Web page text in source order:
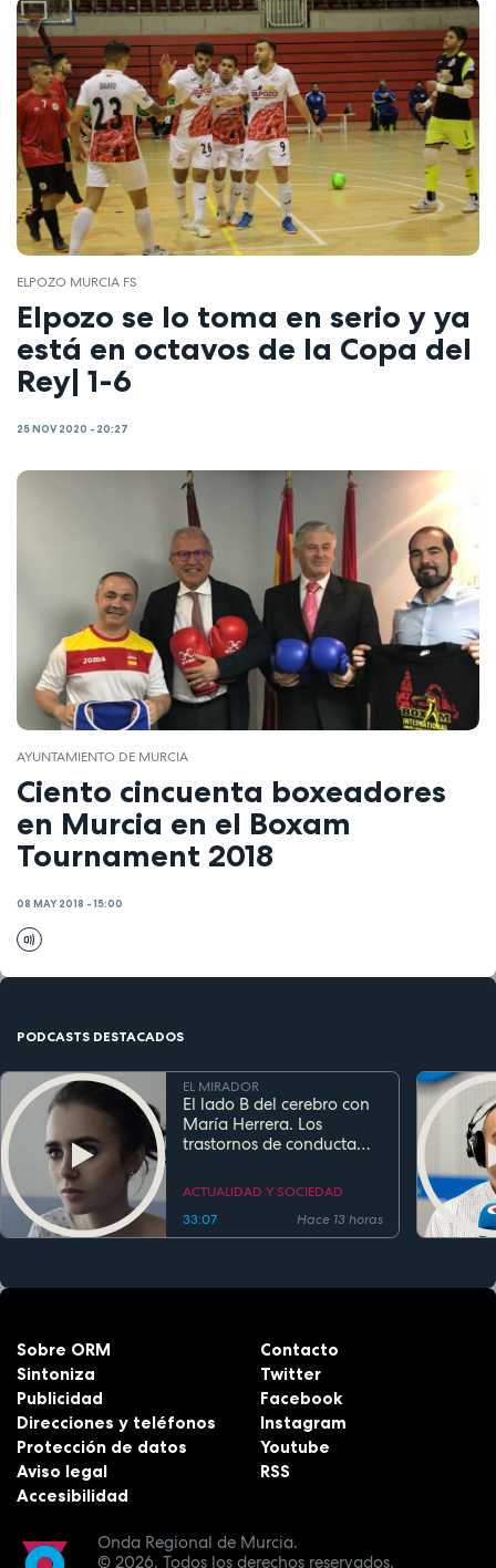
ELPOZO MURCIA FS
Elpozo se lo toma en serio y ya
está en octavos de la Copa del
Rey| 1-6
25 NOV 2020 - 20:27
AYUNTAMIENTO DE MURCIA
Ciento cincuenta boxeadores
en Murcia en el Boxam
Tournament 2018
08 MAY 2018 - 15:00
PODCASTS DESTACADOS
EL MIRADOR
El lado B del cerebro con
María Herrera. Los
trastornos de conducta
ACTUALIDAD Y SOCIEDAD
33:07
Hace 13 horas
Onda Regional de Murcia.
© 2026. Todos los derechos reservados.
Sobre ORM
Sintoniza
Publicidad
Direcciones y teléfonos
Protección de datos
Aviso legal
Accesibilidad
Contacto
Twitter
Facebook
Instagram
Youtube
RSS